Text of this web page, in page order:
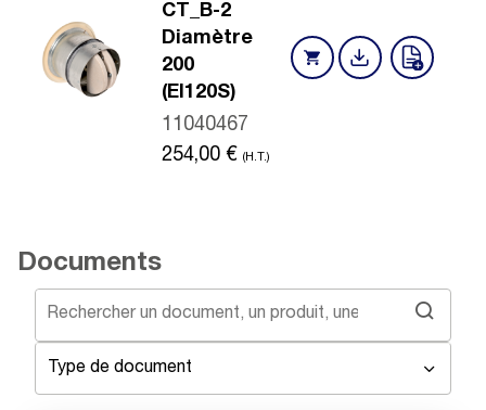
CT_B-2
Diamètre
200
(EI120S)
11040467
254,00 € (H.T.)
Documents
Type de document